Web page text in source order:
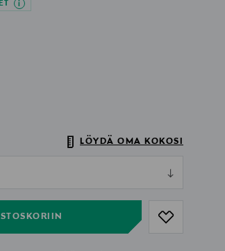
LÖYDÄ OMA KOKOSI